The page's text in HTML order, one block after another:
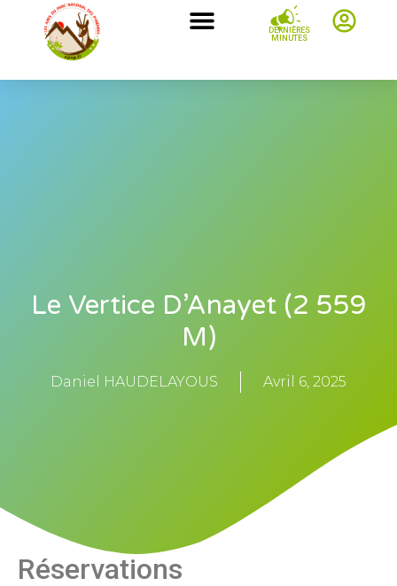
DERNIÈRES
MINUTES
Le Vertice D’Anayet (2 559
M)
Daniel HAUDELAYOUS Avril 6, 2025
Réservations